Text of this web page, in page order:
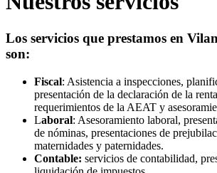
Los servicios que prestamos en
son:
Fiscal: Asistencia a inspecciones,
presentación de la declaración de la
requerimientos de la AEAT y
Laboral: Asesoramiento laboral,
de nóminas, presentaciones de
maternidades y paternidades.
Contable: servicios de contabilidad,